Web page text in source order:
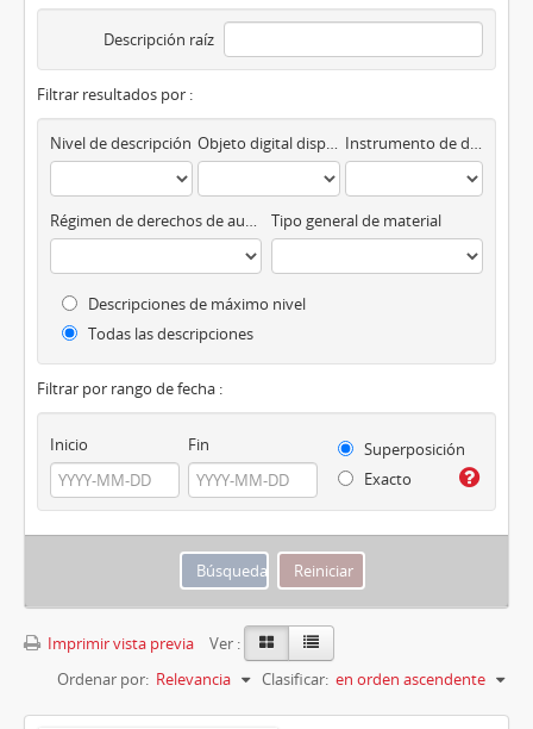
Descripción raíz
Filtrar resultados por :
Nivel de descripción Objeto digital disponibles Instrumento de descripción
Régimen de derechos de autor Tipo general de material
Descripciones de máximo nivel
Todas las descripciones
Filtrar por rango de fecha :
Inicio Fin
Superposición
Exacto
Imprimir vista previa
Ver :
Ordenar por: Relevancia Clasificar: en orden ascendente